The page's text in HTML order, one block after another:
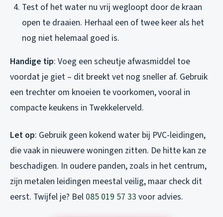
Test of het water nu vrij wegloopt door de kraan
open te draaien. Herhaal een of twee keer als het
nog niet helemaal goed is.
Handige tip: Voeg een scheutje afwasmiddel toe
voordat je giet – dit breekt vet nog sneller af. Gebruik
een trechter om knoeien te voorkomen, vooral in
compacte keukens in Twekkelerveld.
Let op: Gebruik geen kokend water bij PVC-leidingen,
die vaak in nieuwere woningen zitten. De hitte kan ze
beschadigen. In oudere panden, zoals in het centrum,
zijn metalen leidingen meestal veilig, maar check dit
eerst. Twijfel je? Bel 085 019 57 33 voor advies.